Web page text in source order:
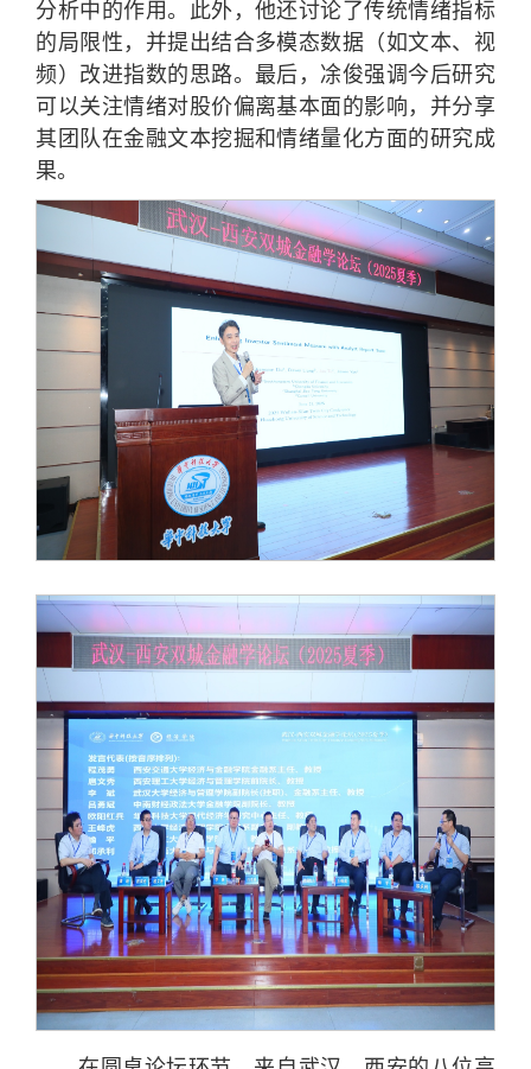
分析中的作用。此外，他还讨论了传统情绪指标
的局限性，并提出结合多模态数据（如文本、视
频）改进指数的思路。最后，凃俊强调今后研究
可以关注情绪对股价偏离基本面的影响，并分享
其团队在金融文本挖掘和情绪量化方面的研究成
果。